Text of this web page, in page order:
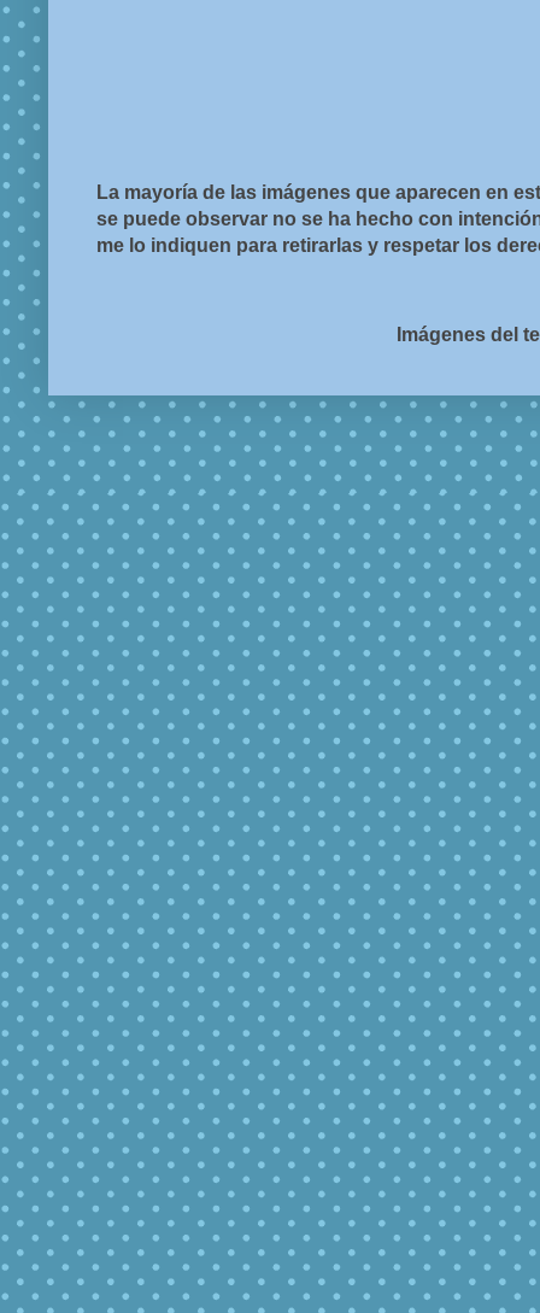
La mayoría de las imágenes que aparecen en
se puede observar no se ha hecho con
me lo indiquen para retirarlas y respetar los
Imágenes del